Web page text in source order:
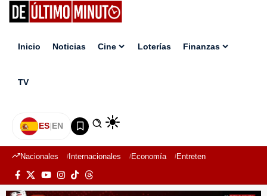
Inicio Noticias Cine Loterías Finanzas
TV
ES|EN
Nacionales Internacionales Economía Entretenimiento